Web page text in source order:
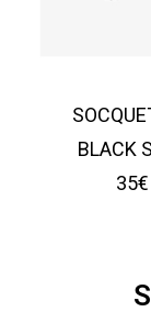
BLACK
35€